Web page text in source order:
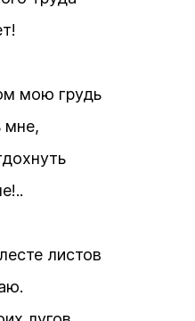
мою грудь
мне,
листов